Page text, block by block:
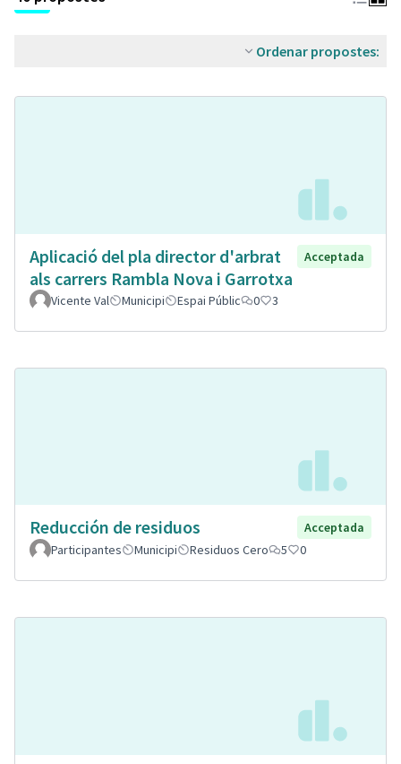
Ordenar propostes:
Aplicació del pla director d'arbrat
als carrers Rambla Nova i Garrotxa
Acceptada
Vicente Val Municipi Espai Públic 0 3
Reducción de residuos
Acceptada
Participantes
Municipi Residuos Cero 5 0